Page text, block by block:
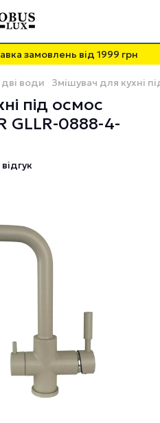
замовлень від 1999 грн
дві води Змішувач для кухні
під осмос
GLLR-0888-4-